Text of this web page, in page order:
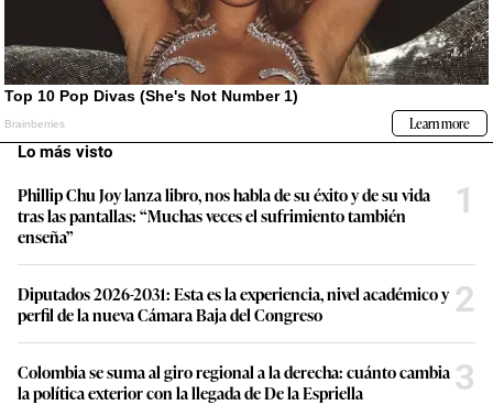
Lo más visto
Phillip Chu Joy lanza libro, nos habla de su éxito y de su vida
tras las pantallas: “Muchas veces el sufrimiento también
enseña”
1
Diputados 2026-2031: Esta es la experiencia, nivel académico y
perfil de la nueva Cámara Baja del Congreso
2
Colombia se suma al giro regional a la derecha: cuánto cambia
la política exterior con la llegada de De la Espriella
3